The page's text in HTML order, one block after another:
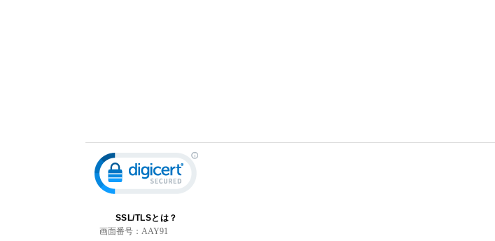
SSL/TLSとは？
画面番号： AAY91